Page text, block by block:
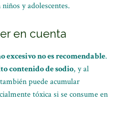
y adolescentes.
en cuenta
excesivo no es recomendable.
contenido de sodio, y al
puede acumular
tóxica si se consume en